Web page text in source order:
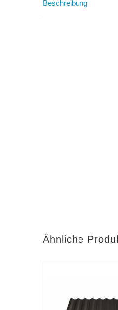
Beschreibung
Ähnliche